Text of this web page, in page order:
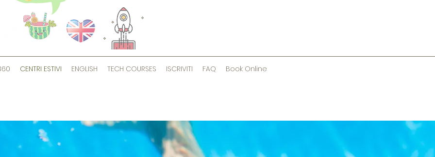
CENTRI ESTIVI ENGLISH TECH COURSES ISCRIVITI FAQ Book Online